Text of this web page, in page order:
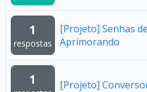
1
respostas
[Projeto] Senhas
Aprimorando
1 [Projeto]